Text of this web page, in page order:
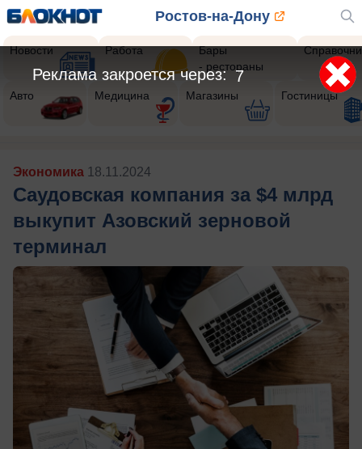
Ростов-на-Дону
Новости Работа
Бары
- рестораны
Авто Медицина Магазины Гостиницы
Экономика 18.11.2024
Саудовская компания за $4 млрд
выкупит Азовский зерновой
терминал
5
Реклама закроется через: